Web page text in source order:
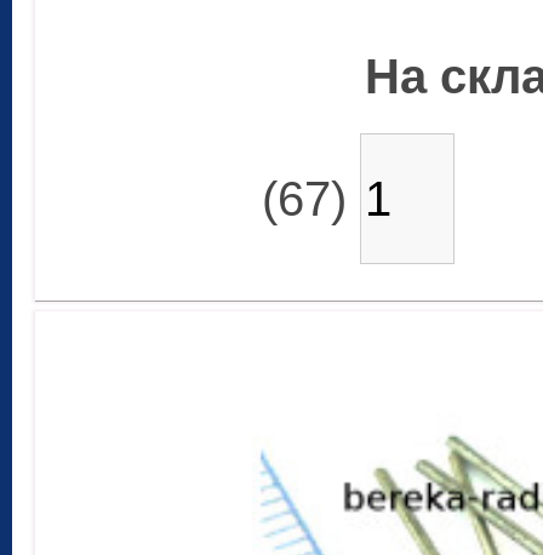
На
(67)